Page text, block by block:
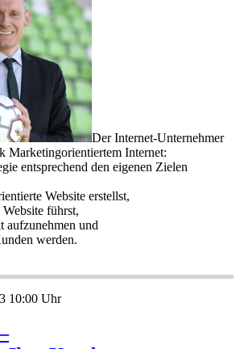
Der Internet-Unternehmer
Marketingorientiertem Internet:
entsprechend den eigenen Zielen
Website erstellst,
führst,
aufzunehmen und
werden.
10:00 Uhr